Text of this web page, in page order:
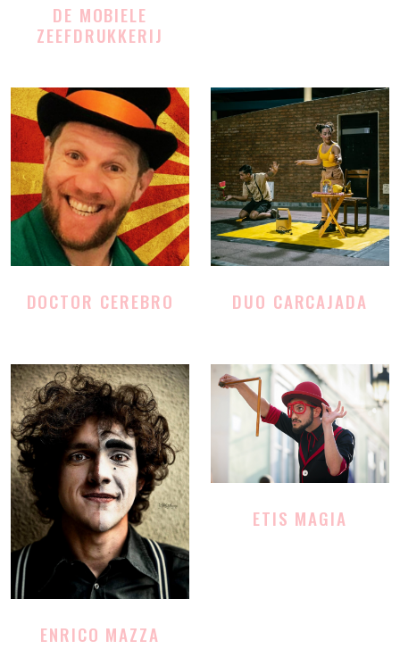
DE MOBIELE
ZEEFDRUKKERIJ
DOCTOR CEREBRO DUO CARCAJADA
ENRICO MAZZA
ETIS MAGIA